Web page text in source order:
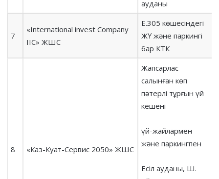
ауданы
7
«International invest Company
IIC» ЖШС
Е.305 көшесіндегі
ЖҮ және паркингі
бар КТК
8 «Каз-Куат-Сервис 2050» ЖШС
Жапсарлас
салынған көп
пәтерлі тұрғын үй
кешені
үй-жайлармен
және паркингпен
Есіл ауданы, Ш.